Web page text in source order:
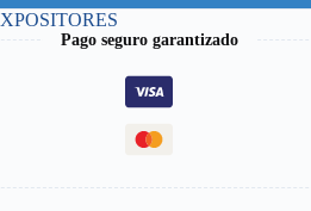
Pago seguro garantizado